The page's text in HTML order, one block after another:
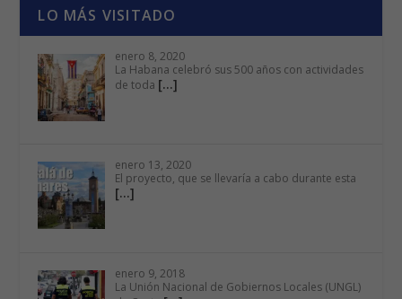
LO MÁS VISITADO
enero 8, 2020
La Habana celebró sus 500 años con actividades
de toda […]
enero 13, 2020
El proyecto, que se llevaría a cabo durante esta
[…]
enero 9, 2018
La Unión Nacional de Gobiernos Locales (UNGL)